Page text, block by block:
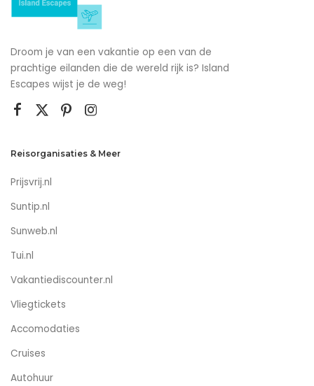
Droom je van een vakantie op een van de
prachtige eilanden die de wereld rijk is? Island
Escapes wijst je de weg!
Reisorganisaties & Meer
Prijsvrij.nl
Suntip.nl
Sunweb.nl
Tui.nl
Vakantiediscounter.nl
Vliegtickets
Accomodaties
Cruises
Autohuur